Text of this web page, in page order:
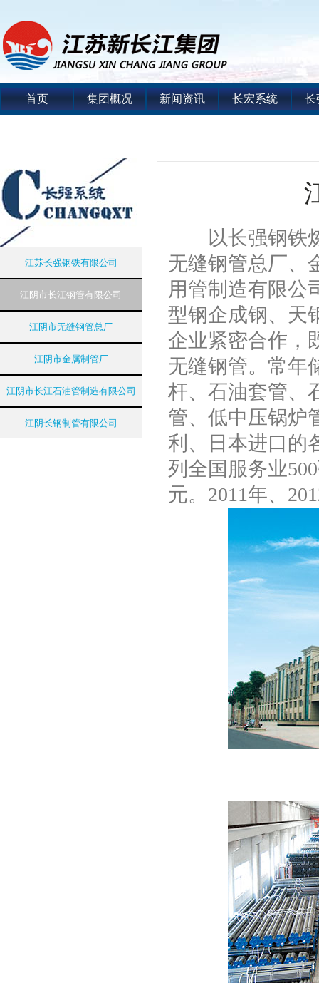
首页 集团概况 新闻资讯 长宏系统 长
江苏长强钢铁有限公司
江阴市长江钢管有限公司
江阴市无缝钢管总厂
江阴市金属制管厂
江阴市长江石油管制造有限公司
江阴长钢制管有限公司
以长强钢铁炼
无缝钢管总厂、
用管制造有限公
型钢企成钢、天
企业紧密合作，
无缝钢管。常年
杆、石油套管、
管、低中压锅炉
利、日本进口的
列全国服务业
元。2011年、